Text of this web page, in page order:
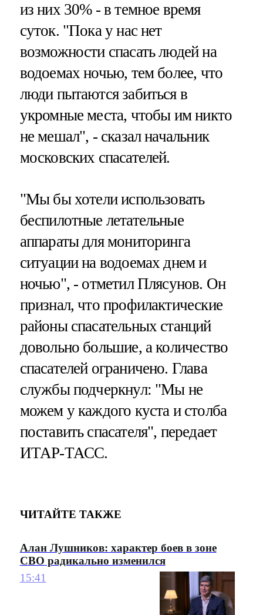
из них 30% - в темное время
суток. "Пока у нас нет
возможности спасать людей на
водоемах ночью, тем более, что
люди пытаются забиться в
укромные места, чтобы им никто
не мешал", - сказал начальник
московских спасателей.
"Мы бы хотели использовать
беспилотные летательные
аппараты для мониторинга
ситуации на водоемах днем и
ночью", - отметил Плясунов. Он
признал, что профилактические
районы спасательных станций
довольно большие, а количество
спасателей ограничено. Глава
службы подчеркнул: "Мы не
можем у каждого куста и столба
поставить спасателя", передает
ИТАР-ТАСС.
ЧИТАЙТЕ ТАКЖЕ
Алан Лушников: характер боев в зоне
СВО радикально изменился
15:41